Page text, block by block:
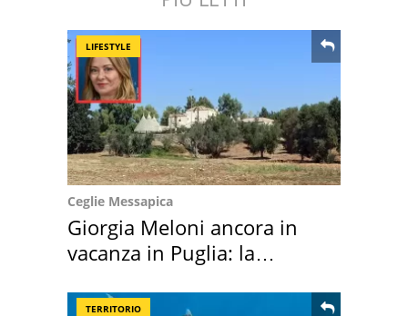
LIFESTYLE
Ceglie Messapica
Giorgia Meloni ancora in
vacanza in Puglia: la
TERRITORIO